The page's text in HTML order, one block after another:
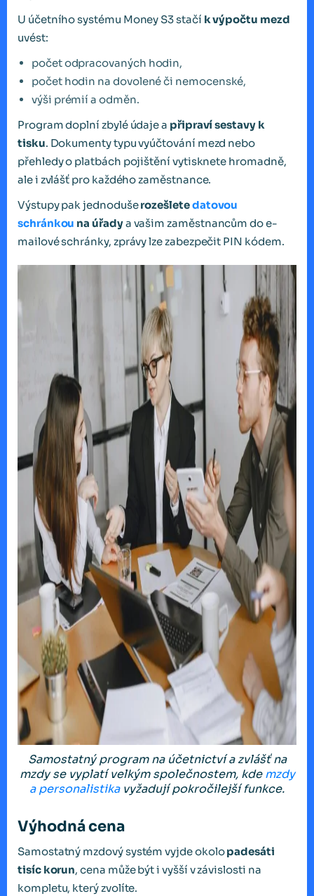
U účetního systému Money S3 stačí k výpočtu mezd
uvést:
počet odpracovaných hodin,
počet hodin na dovolené či nemocenské,
výši prémií a odměn.
Program doplní zbylé údaje a připraví sestavy k
tisku. Dokumenty typu vyúčtování mezd nebo
přehledy o platbách pojištění vytisknete hromadně,
ale i zvlášť pro každého zaměstnance.
Výstupy pak jednodušerozešletedatovou
schránkou na úřadya vašim zaměstnancům do e-
mailové schránky, zprávy lze zabezpečit PIN kódem.
Samostatný program na účetnictví a zvlášť na
mzdy se vyplatí velkým společnostem, kdemzdy
a personalistikavyžadují pokročilejší funkce.
Výhodná cena
Samostatný mzdový systém vyjde okolopadesáti
tisíc korun, cena může být i vyšší v závislosti na
kompletu, který zvolíte.